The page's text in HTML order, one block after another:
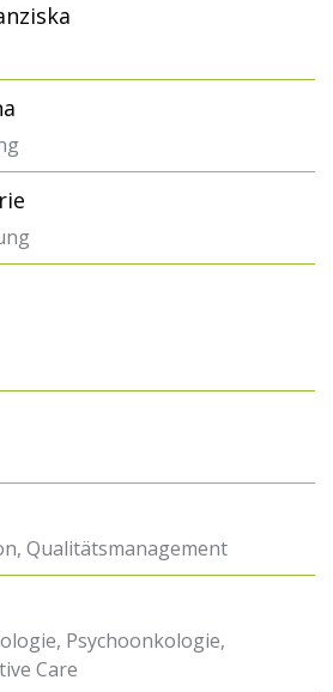
Qualitätsmanagement
Psychoonkologie,
Care